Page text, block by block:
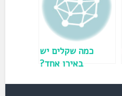
ח
ל
ו
ד
ש
)
כמה שקלים יש
באירו אחד?